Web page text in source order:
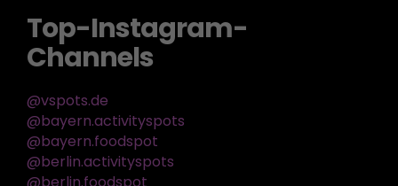
Top-Instagram-
Channels
@vspots.de
@bayern.activityspots
@bayern.foodspot
@berlin.activityspots
@berlin.foodspot